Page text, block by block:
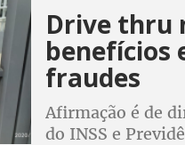
Drive thru
benefícios
fraudes
Afirmação é de
do INSS e